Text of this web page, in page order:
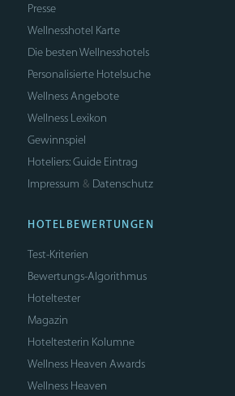
Presse
Wellnesshotel Karte
Die besten Wellnesshotels
Personalisierte Hotelsuche
Wellness Angebote
Wellness Lexikon
Gewinnspiel
Hoteliers: Guide Eintrag
Impressum & Datenschutz
HOTELBEWERTUNGEN
Test-Kriterien
Bewertungs-Algorithmus
Hoteltester
Magazin
Hoteltesterin Kolumne
Wellness Heaven Awards
Wellness Heaven